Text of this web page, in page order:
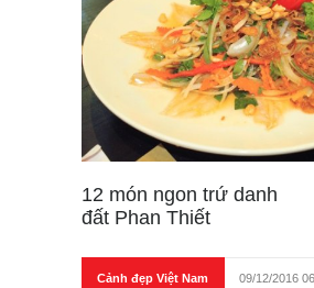
12 món ngon trứ danh
đất Phan Thiết
Cảnh đẹp Việt Nam 09/12/2016